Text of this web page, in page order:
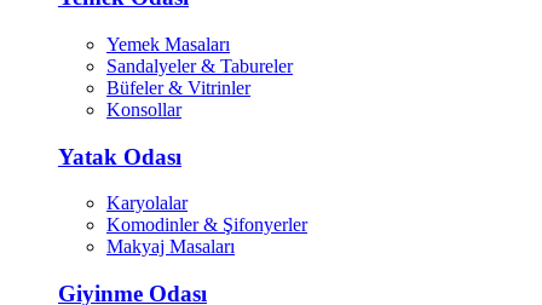
Yemek Masaları
Sandalyeler & Tabureler
Büfeler & Vitrinler
Konsollar
Yatak Odası
Karyolalar
Komodinler & Şifonyerler
Makyaj Masaları
Giyinme Odası